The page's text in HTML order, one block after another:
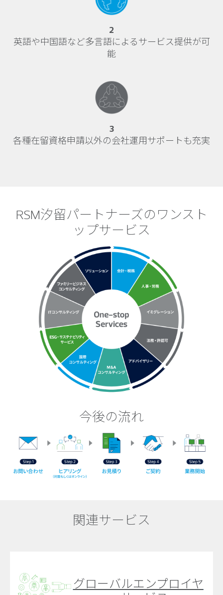
2
英語や中国語など多言語によるサービス提供が可
能
3
各種在留資格申請以外の会社運用サポートも充実
RSM汐留パートナーズのワンスト
ップサービス
今後の流れ
関連サービス
グローバルエンプロイヤ